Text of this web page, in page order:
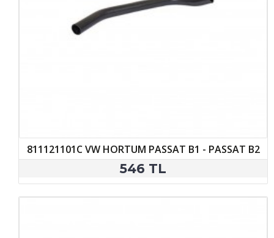
811121101C VW HORTUM PASSAT B1 - PASSAT B2
546 TL